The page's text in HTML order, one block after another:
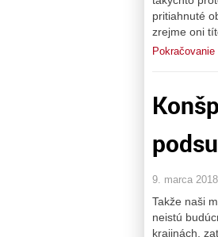
pritiahnuté
zrejme oni
9. marca
Takže naši
neistú
krajinách,